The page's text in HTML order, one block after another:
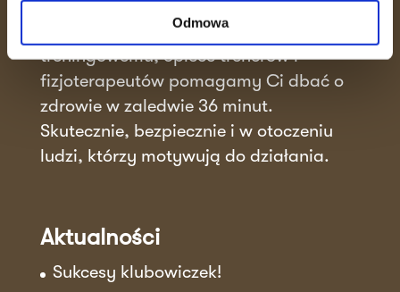
Odmowa
spotyka się ze wspierającą atmosferą.
Dzięki unikalnemu systemowi
treningowemu, opiece trenerów i
fizjoterapeutów pomagamy Ci dbać o
zdrowie w zaledwie 36 minut.
Skutecznie, bezpiecznie i w otoczeniu
ludzi, którzy motywują do działania.
Aktualności
Sukcesy klubowiczek!